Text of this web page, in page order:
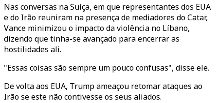
Nas conversas na Suíça, em que representantes dos EUA
e do Irão reuniram na presença de mediadores do Catar,
Vance minimizou o impacto da violência no Líbano,
dizendo que tinha-se avançado para encerrar as
hostilidades ali.
"Essas coisas são sempre um pouco confusas", disse ele.
De volta aos EUA, Trump ameaçou retomar ataques ao
Irão se este não contivesse os seus aliados.